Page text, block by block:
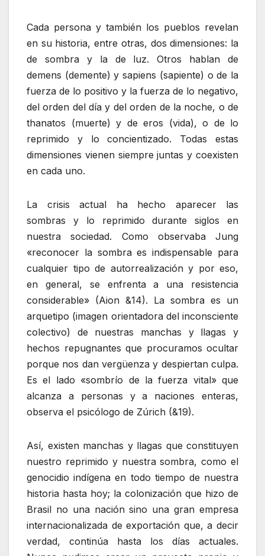
Cada persona y también los pueblos revelan
en su historia, entre otras, dos dimensiones: la
de sombra y la de luz. Otros hablan de
demens (demente) y sapiens (sapiente) o de la
fuerza de lo positivo y la fuerza de lo negativo,
del orden del día y del orden de la noche, o de
thanatos (muerte) y de eros (vida), o de lo
reprimido y lo concientizado. Todas estas
dimensiones vienen siempre juntas y coexisten
en cada uno.
La crisis actual ha hecho aparecer las
sombras y lo reprimido durante siglos en
nuestra sociedad. Como observaba Jung
«reconocer la sombra es indispensable para
cualquier tipo de autorrealización y por eso,
en general, se enfrenta a una resistencia
considerable» (Aion &14). La sombra es un
arquetipo (imagen orientadora del inconsciente
colectivo) de nuestras manchas y llagas y
hechos repugnantes que procuramos ocultar
porque nos dan vergüenza y despiertan culpa.
Es el lado «sombrío de la fuerza vital» que
alcanza a personas y a naciones enteras,
observa el psicólogo de Zúrich (&19).
Así, existen manchas y llagas que constituyen
nuestro reprimido y nuestra sombra, como el
genocidio indígena en todo tiempo de nuestra
historia hasta hoy; la colonización que hizo de
Brasil no una nación sino una gran empresa
internacionalizada de exportación que, a decir
verdad, continúa hasta los días actuales.